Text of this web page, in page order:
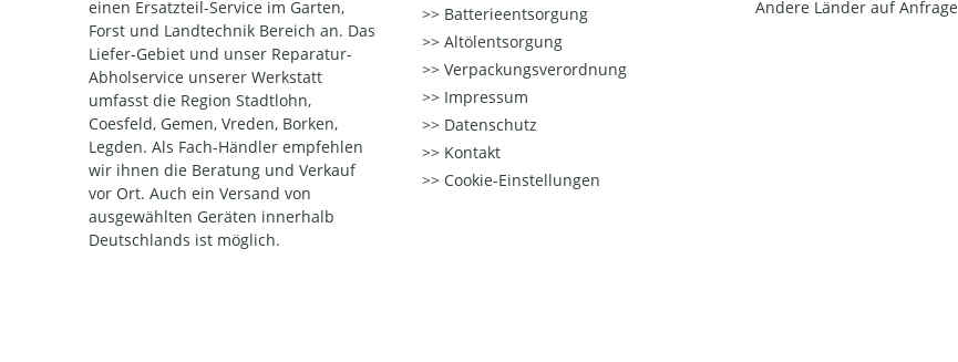
einen Ersatzteil-Service im Garten,
Forst und Landtechnik Bereich an. Das
Liefer-Gebiet und unser Reparatur-
Abholservice unserer Werkstatt
umfasst die Region Stadtlohn,
Coesfeld, Gemen, Vreden, Borken,
Legden. Als Fach-Händler empfehlen
wir ihnen die Beratung und Verkauf
vor Ort. Auch ein Versand von
ausgewählten Geräten innerhalb
Deutschlands ist möglich.
Batterieentsorgung
Altölentsorgung
Verpackungsverordnung
Impressum
Datenschutz
Kontakt
Cookie-Einstellungen
Andere Länder auf Anfrage